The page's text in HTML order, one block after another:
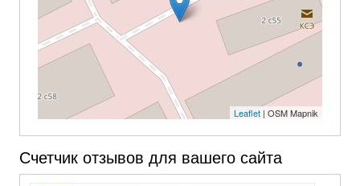
Leaflet| OSM Mapnik
Счетчик отзывов для вашего сайта